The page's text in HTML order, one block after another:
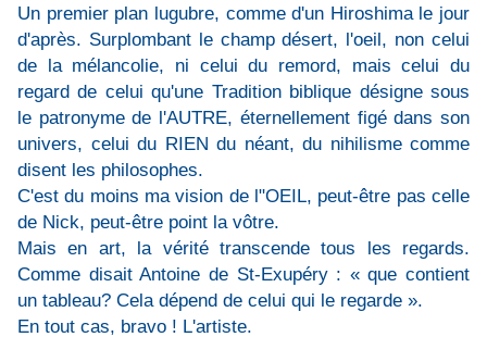
Un premier plan lugubre, comme d'un Hiroshima le jour
d'après. Surplombant le champ désert, l'oeil, non celui
de la mélancolie, ni celui du remord, mais celui du
regard de celui qu'une Tradition biblique désigne sous
le patronyme de l'AUTRE, éternellement figé dans son
univers, celui du RIEN du néant, du nihilisme comme
disent les philosophes.
C'est du moins ma vision de l"OEIL, peut-être pas celle
de Nick, peut-être point la vôtre.
Mais en art, la vérité transcende tous les regards.
Comme disait Antoine de St-Exupéry : « que contient
un tableau? Cela dépend de celui qui le regarde ».
En tout cas, bravo ! L'artiste.